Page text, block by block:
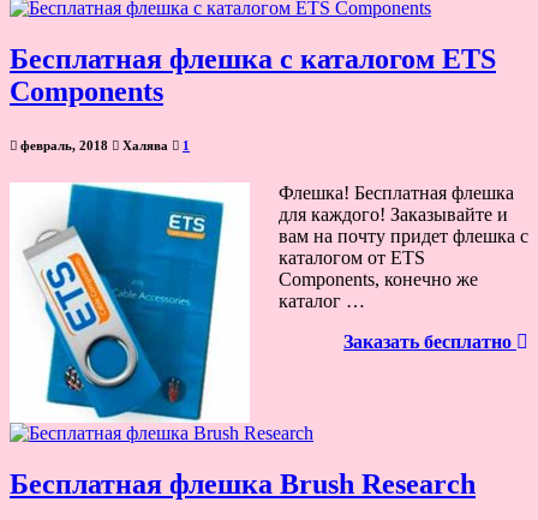
Бесплатная флешка с каталогом ETS
Components
февраль, 2018 Халява 1
Флешка! Бесплатная флешка
для каждого! Заказывайте и
вам на почту придет флешка с
каталогом от ETS
Components, конечно же
каталог …
Заказать бесплатно
Бесплатная флешка Brush Research